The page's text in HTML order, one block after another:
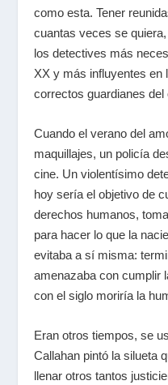
como esta. Tener
cuantas veces se
los detectives más
XX y más influyentes en
correctos guardianes del
Cuando el verano del
maquillajes, un policía
cine. Un violentísimo
hoy sería el objetivo de
derechos humanos,
para hacer lo que la
evitaba a sí misma:
amenazaba con cumplir
con el siglo moriría la
Eran otros tiempos, se
Callahan pintó la silueta
llenar otros tantos